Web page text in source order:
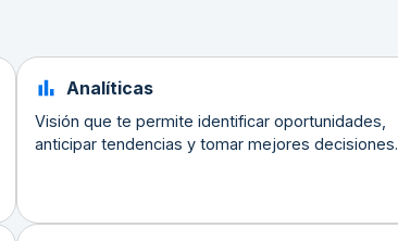
Analíticas
Visión que te permite identificar oportunidades,
anticipar tendencias y tomar mejores decisiones.